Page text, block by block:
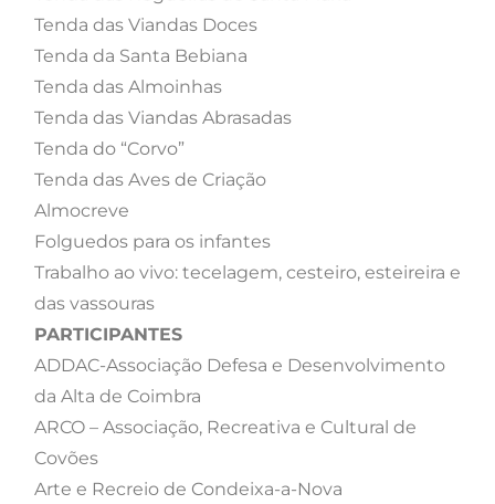
Tenda das Viandas Doces
Tenda da Santa Bebiana
Tenda das Almoinhas
Tenda das Viandas Abrasadas
Tenda do “Corvo”
Tenda das Aves de Criação
Almocreve
Folguedos para os infantes
Trabalho ao vivo: tecelagem, cesteiro, esteireira e
das vassouras
PARTICIPANTES
ADDAC-Associação Defesa e Desenvolvimento
da Alta de Coimbra
ARCO – Associação, Recreativa e Cultural de
Covões
Arte e Recreio de Condeixa-a-Nova